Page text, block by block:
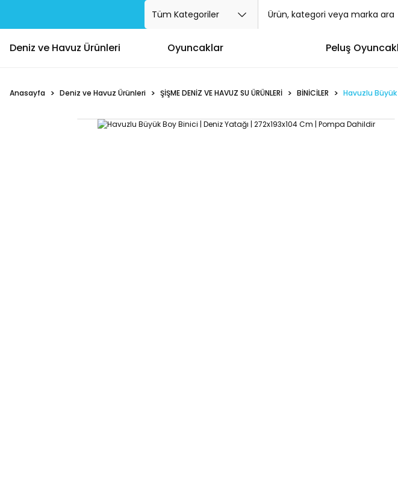
Deniz ve Havuz Ürünleri Oyuncaklar Peluş
Anasayfa Deniz ve Havuz Ürünleri ŞİŞME DENİZ VE HAVUZ SU ÜRÜNLERİ BİNİCİLER Havuzlu